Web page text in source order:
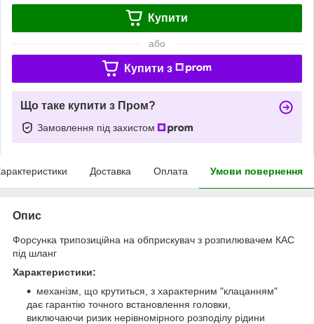
Купити
або
Купити з
Що таке купити з Пром?
Замовлення під захистом
Доставка Оплата Умови повернення
Опис
Форсунка трипозиційна на обприскувач з розпилювачем КАС
під шланг
Характеристики:
механізм, що крутиться, з характерним "клацанням"
дає гарантію точного встановлення головки,
виключаючи ризик нерівномірного розподілу рідини